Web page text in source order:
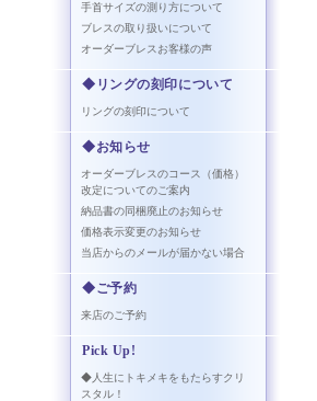
手首サイズの測り方について
ブレスの取り扱いについて
オーダーブレスお客様の声
◆リングの刻印について
リングの刻印について
◆お知らせ
オーダーブレスのコース（価格）
改定についてのご案内
納品書の同梱廃止のお知らせ
価格表示変更のお知らせ
当店からのメールが届かない場合
◆ご予約
来店のご予約
Pick Up!
◆人生にトキメキをもたらすクリ
スタル！